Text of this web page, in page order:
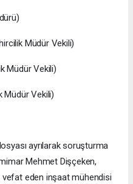
Müdür Vekili)
Müdür Vekili)
Müdür Vekili)
ayrılarak soruşturma
Mehmet Dişçeken,
vefat eden inşaat mühendisi